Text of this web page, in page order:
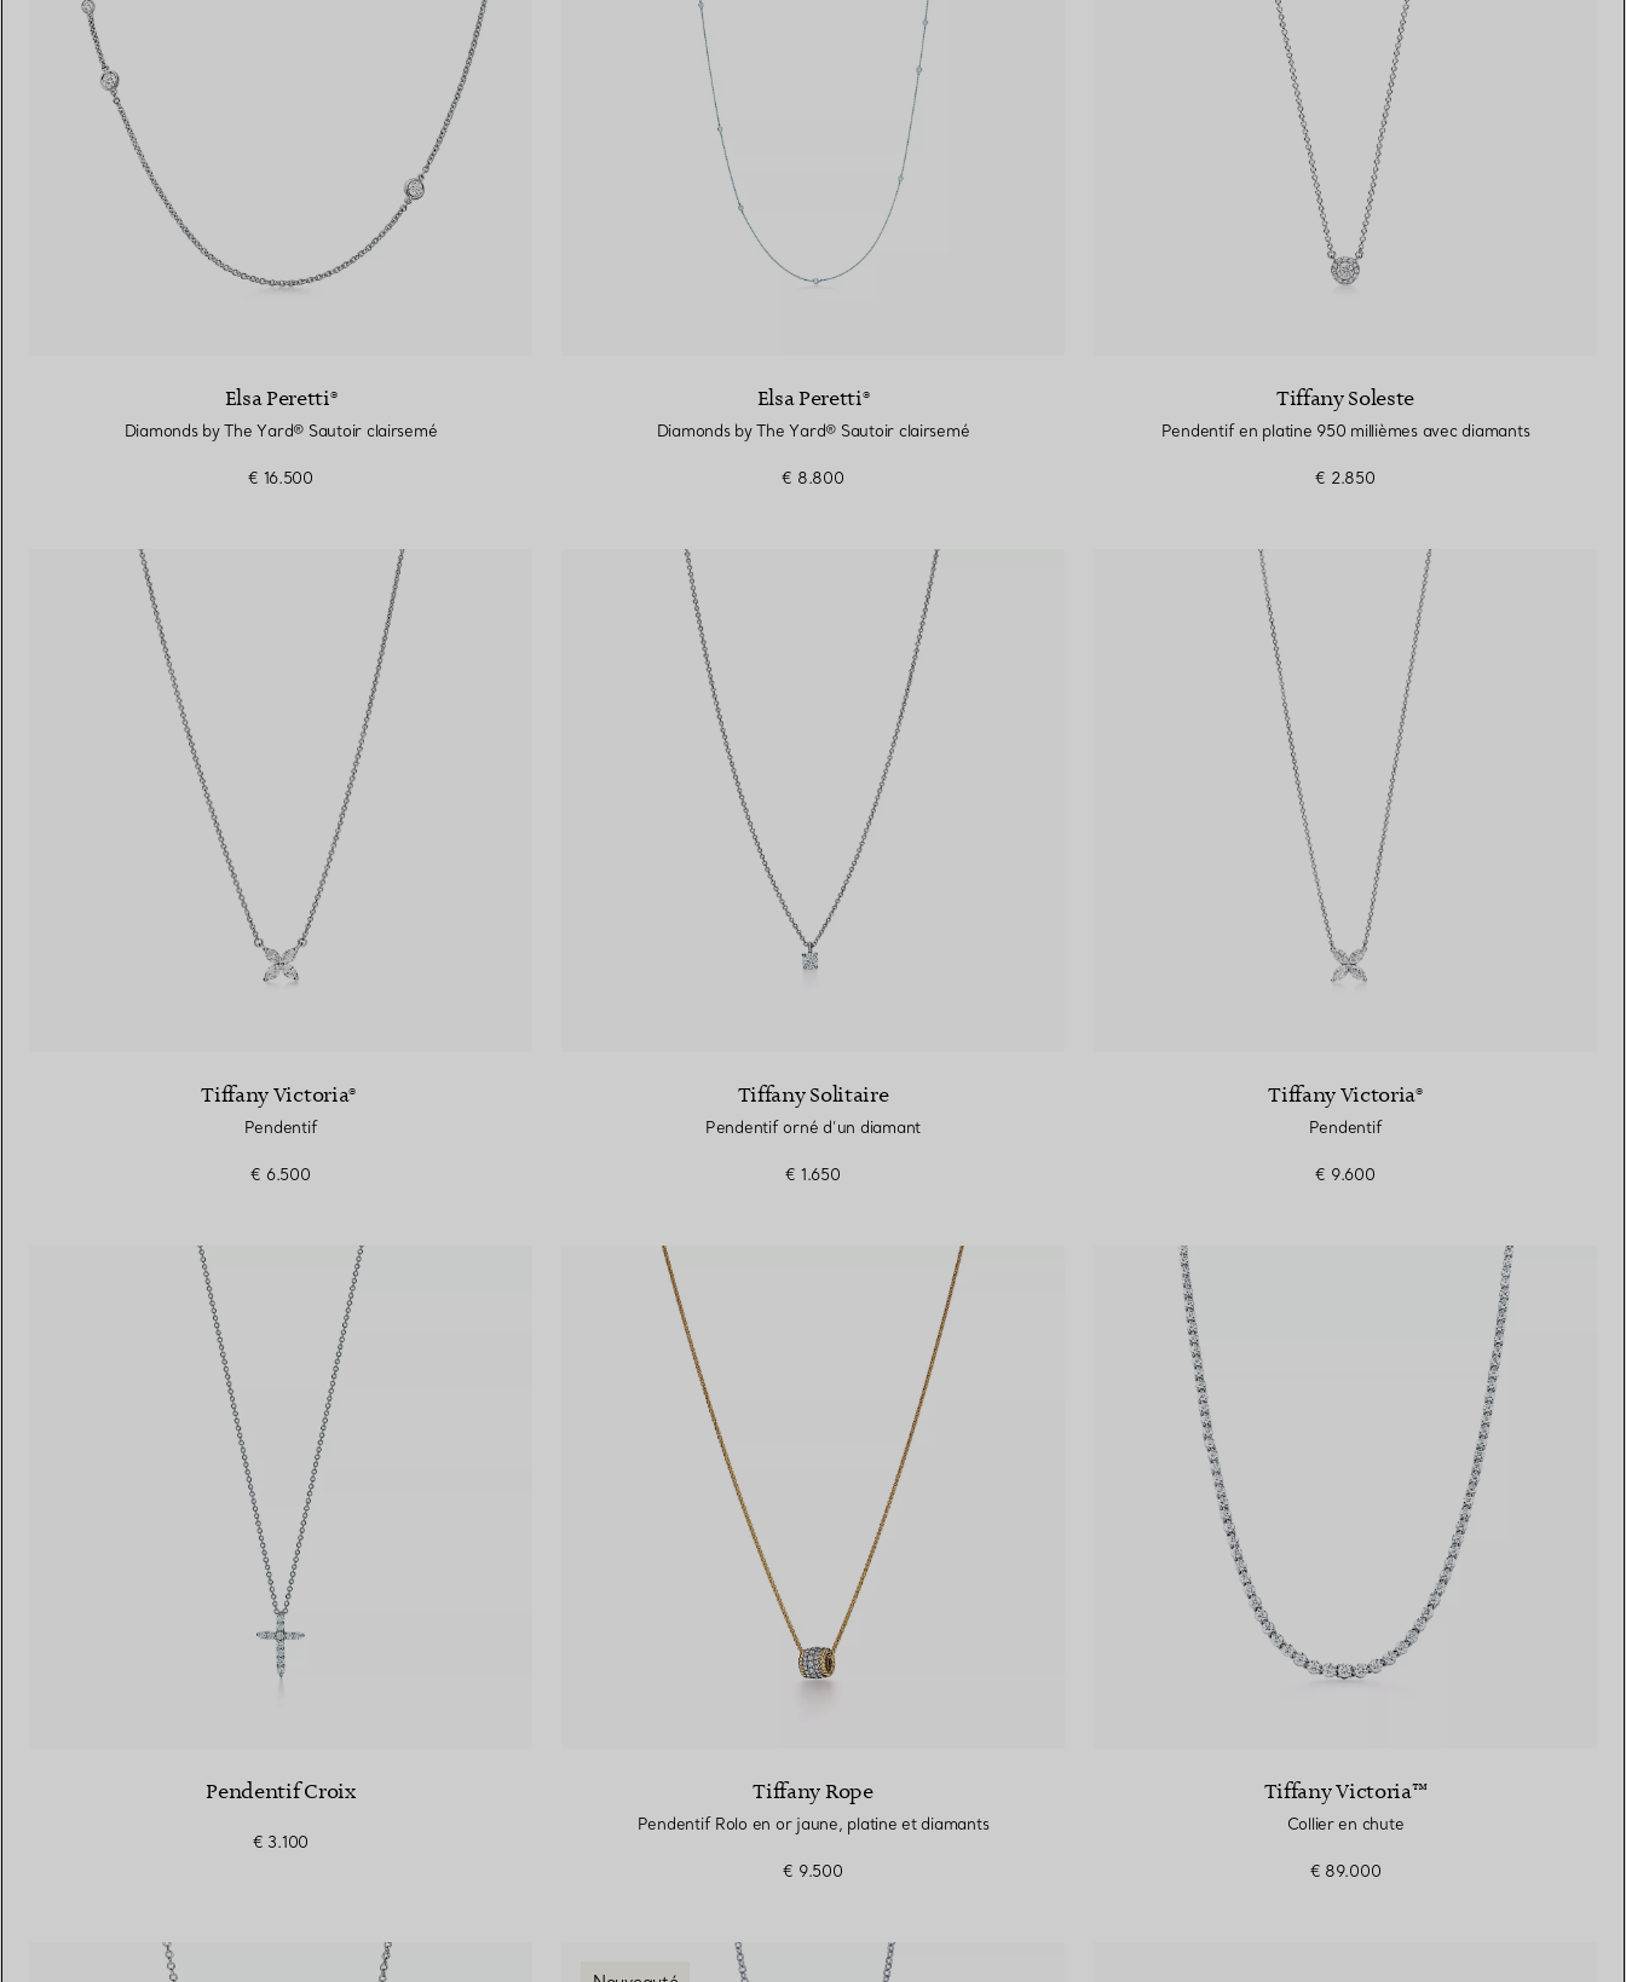
Elsa Peretti®
Diamonds by The Yard® Sautoir clairsemé
€ 16.500
Elsa Peretti®
Diamonds by The Yard® Sautoir clairsemé
€ 8.800
Tiffany Soleste
Pendentif en platine 950 millièmes avec diamants
€ 2.850
Tiffany Victoria®
Pendentif
€ 6.500
Tiffany Solitaire
Pendentif orné d’un diamant
€ 1.650
Tiffany Victoria®
Pendentif
€ 9.600
Pendentif Croix
€ 3.100
Tiffany Rope
Pendentif Rolo en or jaune, platine et diamants
€ 9.500
Tiffany Victoria™
Collier en chute
€ 89.000